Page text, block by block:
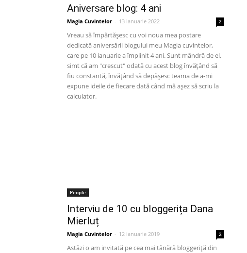
Aniversare blog: 4 ani
Magia Cuvintelor - 13 ianuarie 2022 2
Vreau să împărtășesc cu voi noua mea postare
dedicată aniversării blogului meu Magia cuvintelor,
care pe 10 ianuarie a împlinit 4 ani. Sunt mândră de el,
simt că am "crescut" odată cu acest blog învățând să
fiu constantă, învățând să depășesc teama de a-mi
expune ideile de fiecare dată când mă așez să scriu la
calculator.
People
Interviu de 10 cu bloggerița Dana
Mierluț
Magia Cuvintelor - 12 ianuarie 2019 2
Astăzi o am invitată pe cea mai tânără bloggeriță din